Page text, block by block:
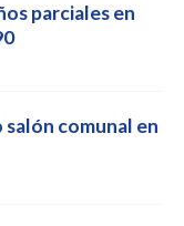
parciales en
comunal en